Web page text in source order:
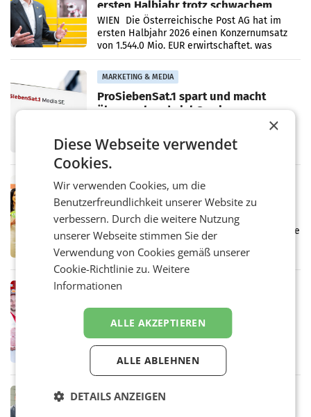
ersten Halbjahr trotz schwachem
Briefgeschäft
WIEN Die Österreichische Post AG hat im
ersten Halbjahr 2026 einen Konzernumsatz
von 1.544,0 Mio. EUR erwirtschaftet, was
einem Plus von 3,8 Prozent gegenüber dem
Vergleichszeitraum
MARKETING & MEDIA
ProSiebenSat.1 spart und macht
überraschend viel Gewinn
UNTERFÖHRING/MAILAND/AMSTERDAM. Der
Frühjahr dank Kostensenkungen operativ
wieder Gewinn gemacht und die
Markterwartung deutlich übertroffen.
RETAIL
Eine Bühne für Zirkularität: ARA und
Müller informieren am POS über
Kreislauffähigkeit
Über den gesamten August hinweg rücken die
Altstoff Recycling Austria AG (ARA) und der
Handelskonzern Müller die Initiative
„Kreislauf-Helden“ in allen österreichischen
RETAIL
Penny modernisiert zwei Filialen in
Ober- und Niederösterreich
WIENER NEUDORF. – Im Rahmen einer
laufenden Modernisierungsoffensive
erneuert Penny zwei Filialen in Nieder- und
Oberösterreich. Die beiden Standorte liegen
RETAIL
×
Diese Webseite verwendet
Cookies.
Wir verwenden Cookies, um die
Benutzerfreundlichkeit unserer Website zu
verbessern. Durch die weitere Nutzung
unserer Webseite stimmen Sie der
Verwendung von Cookies gemäß unserer
Cookie-Richtlinie zu.Weitere
Informationen
ALLE AKZEPTIEREN
ALLE ABLEHNEN
DETAILS ANZEIGEN